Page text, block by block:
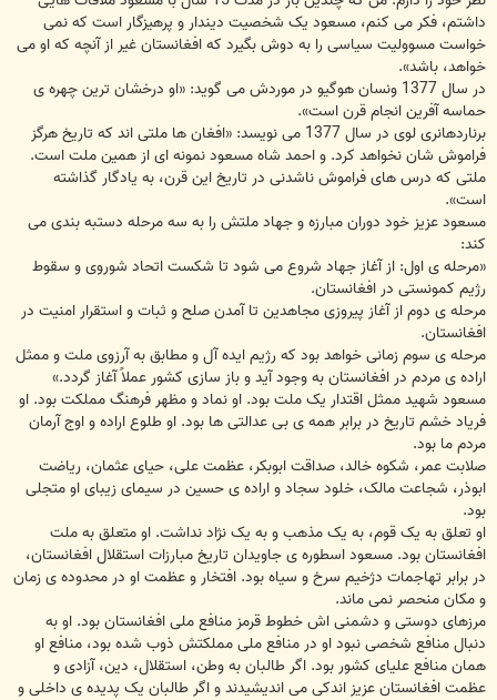
داشتم، فکر می کنم، مسعود یک شخصیت دیندار و پرهیزگار است که نمی
خواست مسوولیت سیاسی را به دوش بگیرد که افغانستان غیر از آنچه که او می
خواهد، باشد».
در سال 1377 ونسان هوگیو در موردش می گوید: «او درخشان ترین چهره ی
حماسه آفرین انجام قرن است».
برناردهانری لوی در سال 1377 می نویسد: «افغان ها ملتی اند که تاریخ هرگز
فراموش شان نخواهد کرد. و احمد شاه مسعود نمونه ای از همین ملت است.
ملتی که درس های فراموش ناشدنی در تاریخ این قرن، به یادگار گذاشته
است».
مسعود عزیز خود دوران مبارزه و جهاد ملتش را به سه مرحله دستبه بندی می
کند:
«مرحله ی اول: از آغاز جهاد شروع می شود تا شکست اتحاد شوروی و سقوط
رژیم کمونستی در افغانستان.
مرحله ی دوم از آغاز پیروزی مجاهدین تا آمدن صلح و ثبات و استقرار امنیت در
افغانستان.
مرحله ی سوم زمانی خواهد بود که رژیم ایده آل و مطابق به آرزوی ملت و ممثل
اراده ی مردم در افغانستان به وجود آید و باز سازی کشور عملاً آغاز گردد.»
مسعود شهید ممثل اقتدار یک ملت بود. او نماد و مظهر فرهنگ مملکت بود. او
فریاد خشم تاریخ در برابر همه ی بی عدالتی ها بود. او طلوع اراده و اوج آرمان
مردم ما بود.
صلابت عمر، شکوه خالد، صداقت ابوبکر، عظمت علی، حیای عثمان، ریاضت
ابوذر، شجاعت مالک، خلود سجاد و اراده ی حسین در سیمای زیبای او متجلی
بود.
او تعلق به یک قوم، به یک مذهب و به یک نژاد نداشت. او متعلق به ملت
افغانستان بود. مسعود اسطوره ی جاویدان تاریخ مبارزات استقلال افغانستان،
در برابر تهاجمات دژخیم سرخ و سیاه بود. افتخار و عظمت او در محدوده ی زمان
و مکان منحصر نمی ماند.
مرزهای دوستی و دشمنی اش خطوط قرمز منافع ملی افغانستان بود. او به
دنبال منافع شخصی نبود او در منافع ملی مملکتش ذوب شده بود، منافع او
همان منافع علیای کشور بود. اگر طالبان به وطن، استقلال، دین، آزادی و
عظمت افغانستان عزیز اندکی می اندیشیدند و اگر طالبان یک پدیده ی داخلی و